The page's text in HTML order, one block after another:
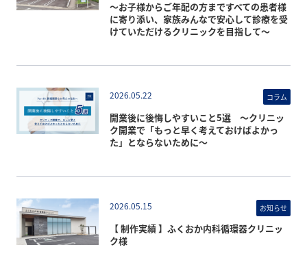
〜お子様からご年配の方まですべての患者様
に寄り添い、家族みんなで安心して診療を受
けていただけるクリニックを目指して〜
2026.05.22 コラム
開業後に後悔しやすいこと5選 〜クリニッ
ク開業で「もっと早く考えておけばよかっ
た」とならないために〜
2026.05.15 お知らせ
【 制作実績 】ふくおか内科循環器クリニッ
ク様